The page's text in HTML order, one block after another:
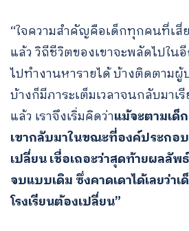
“ใจความสำคัญคือเด็กทุกคนที่เ
แล้ว วิถีชีวิตของเขาจะพลัดไปใน
ไปทำงานหารายได้ บ้างติดตาม
บ้างก็มีภาระเต็มเวลาจนกลับมาเ
แล้ว เราจึงเริ่มคิดว่าแม้จะตามเด็
เขากลับมาในขณะที่องค์ประกอ
เปลี่ยน เชื่อเถอะว่าสุดท้ายผลลั
จบแบบเดิม ซึ่งคาดเดาได้เลยว่า
โรงเรียนต้องเปลี่ยน”